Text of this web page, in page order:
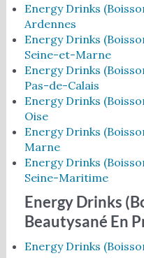
Energy Drinks
Ardennes
Energy Drinks
Seine-et-Marne
Energy Drinks
Pas-de-Calais
Energy Drinks
Oise
Energy Drinks
Marne
Energy Drinks
Seine-Maritime
Energy Drinks
Beautysané En
Energy Drinks